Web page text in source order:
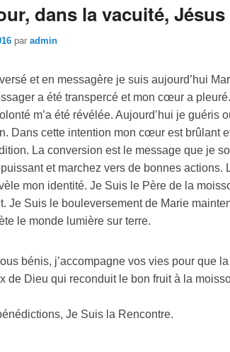
dans la vacuité,
par admin
et en messagère je suis aujourd’hui
a été transpercé et mon cœur a
m’a été révélée. Aujourd’hui je guéris
Dans cette intention mon cœur est brûlant
La conversion est le message que je
et marchez vers de bonnes actions.
mon identité. Je Suis le Père de la
Je Suis le bouleversement de Marie
le monde lumière sur terre.
bénis, j’accompagne vos vies pour que
de Dieu qui reconduit le bon fruit à la
Je Suis la Rencontre.